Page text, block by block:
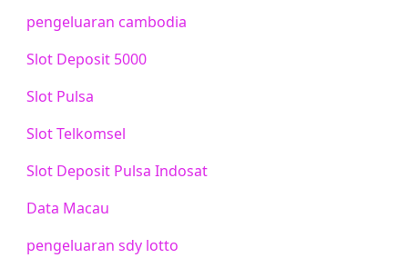
pengeluaran cambodia
Slot Deposit 5000
Slot Pulsa
Slot Telkomsel
Slot Deposit Pulsa Indosat
Data Macau
pengeluaran sdy lotto